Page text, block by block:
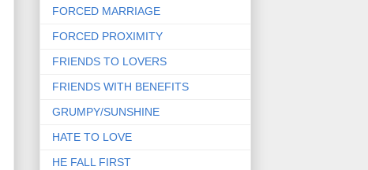
FORCED MARRIAGE
FORCED PROXIMITY
FRIENDS TO LOVERS
FRIENDS WITH BENEFITS
GRUMPY/SUNSHINE
HATE TO LOVE
HE FALL FIRST